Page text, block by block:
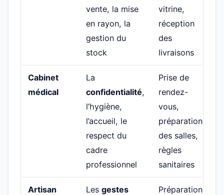
vente, la mise
en rayon, la
gestion du
stock
vitrine,
réception
des
livraisons
Cabinet
médical
La
confidentialité,
l’hygiène,
l’accueil, le
respect du
cadre
professionnel
Prise de
rendez-
vous,
préparation
des salles,
règles
sanitaires
Artisan Les gestes
Préparation,